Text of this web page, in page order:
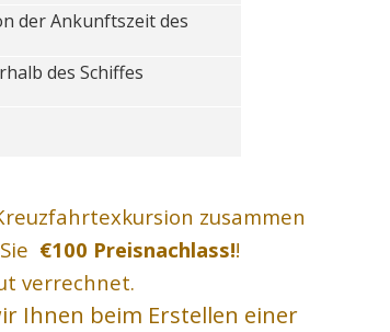
der Ankunftszeit des
des Schiffes
zusammen
€100 Preisnachlass!!
verrechnet.
Ihnen beim Erstellen einer